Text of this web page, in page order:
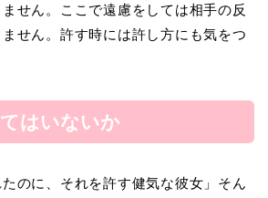
せん。ここで遠慮をしては相手の反
せん。許す時には許し方にも気をつ
はいないか
たのに、それを許す健気な彼女」そん